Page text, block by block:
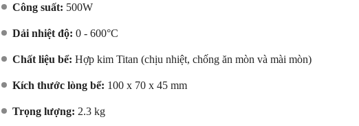
Công suất: 500W
Dải nhiệt độ: 0 - 600°C
Chất liệu bể: Hợp kim Titan (chịu nhiệt, chống ăn mòn và mài mòn)
Kích thước lòng bể: 100 x 70 x 45 mm
Trọng lượng: 2.3 kg